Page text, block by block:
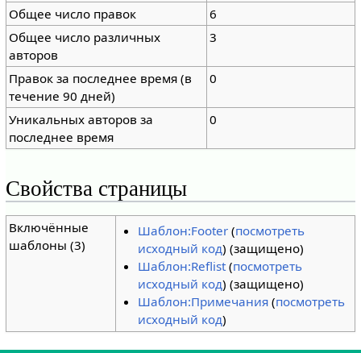
Общее число правок
6
Общее число различных
авторов
3
Правок за последнее время (в
течение 90 дней)
0
Уникальных авторов за
последнее время
0
Свойства страницы
Включённые
шаблоны (3)
Шаблон:Footer (посмотреть
исходный код) (защищено)
Шаблон:Reflist(посмотреть
исходный код) (защищено)
Шаблон:Примечания (посмотреть
исходный код)